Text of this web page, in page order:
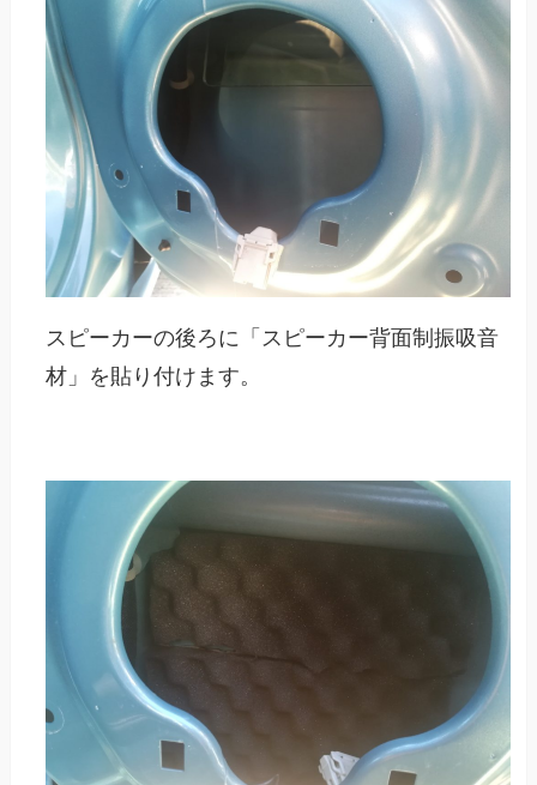
スピーカーの後ろに「スピーカー背面制振吸音
材」を貼り付けます。